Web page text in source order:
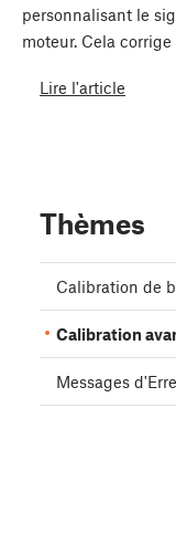
personnalisant le
moteur. Cela
Lire l'article
Thèmes
Calibration de
Calibration
Messages